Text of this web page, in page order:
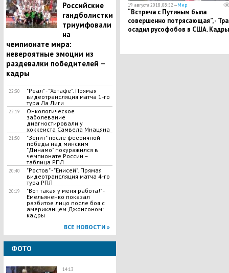
Российские
гандболистки
триумфовали
на
чемпионате мира:
невероятные эмоции из
раздевалки победителей –
кадры
22:30
"Реал" - "Хетафе". Прямая
видеотрансляция матча 1-го
тура Ла Лиги
22:19
Онкологическое
заболевание
диагностировали у
хоккеиста Самвела Мнацяна
21:50
"Зенит" после фееричной
победы над минским
"Динамо" покуражился в
чемпионате России –
таблица РПЛ
20:40
"Ростов" - "Енисей". Прямая
видеотрансляция матча 4-го
тура РПЛ
20:19
"Вот такая у меня работа!" -
Емельяненко показал
разбитое лицо после боя с
американцем Джонсоном:
кадры
ВСЕ НОВОСТИ »
ФОТО
14:13
19 августа 2018, 08:52 —Мир
“Встреча с Путиным была
совершенно потрясающая”, -
осадил русофобов в США. Кадры